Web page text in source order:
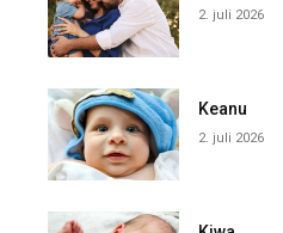
2. juli 2026
Keanu
2. juli 2026